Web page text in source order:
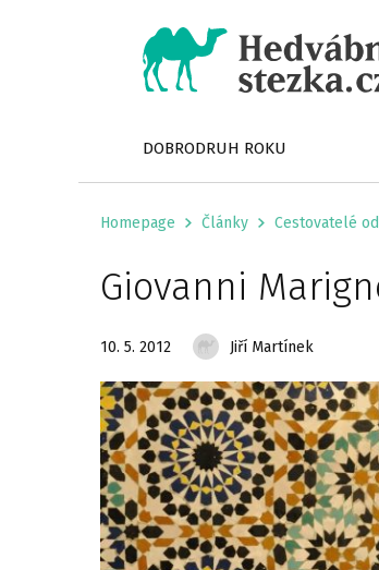
DOBRODRUH ROKU
Homepage Články Cestovatelé
Giovanni
10. 5. 2012 Jiří Martínek